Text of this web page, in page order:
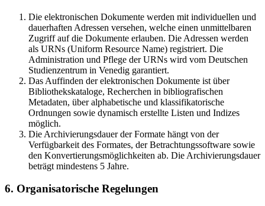
Die elektronischen Dokumente werden mit individuellen und
dauerhaften Adressen versehen, welche einen unmittelbaren
Zugriff auf die Dokumente erlauben. Die Adressen werden
als URNs (Uniform Resource Name) registriert. Die
Administration und Pflege der URNs wird vom Deutschen
Studienzentrum in Venedig garantiert.
Das Auffinden der elektronischen Dokumente ist über
Bibliothekskataloge, Recherchen in bibliografischen
Metadaten, über alphabetische und klassifikatorische
Ordnungen sowie dynamisch erstellte Listen und Indizes
möglich.
Die Archivierungsdauer der Formate hängt von der
Verfügbarkeit des Formates, der Betrachtungssoftware sowie
den Konvertierungsmöglichkeiten ab. Die Archivierungsdauer
beträgt mindestens 5 Jahre.
6. Organisatorische Regelungen